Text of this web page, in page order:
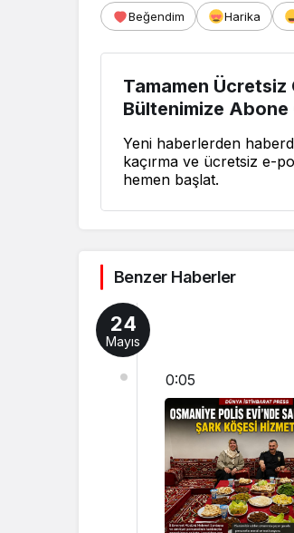
Beğendim Harika
Tamamen Ücretsiz
Bültenimize Abone
Yeni haberlerden
kaçırma ve ücretsiz e-
hemen başlat.
Benzer Haberler
24
Mayıs
0:05